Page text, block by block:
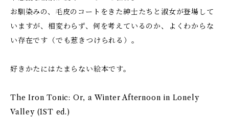
お馴染みの、毛皮のコートをきた紳士たちと淑女が登場して
いますが、相変わらず、何を考えているのか、よくわからな
い存在です（でも惹きつけられる）。
好きかたにはたまらない絵本です。
The Iron Tonic: Or, a Winter Afternoon in Lonely
Valley (1ST ed.)